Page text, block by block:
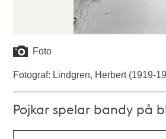
Foto
Fotograf: Lindgren, Herbert (1919-
Pojkar spelar bandy på